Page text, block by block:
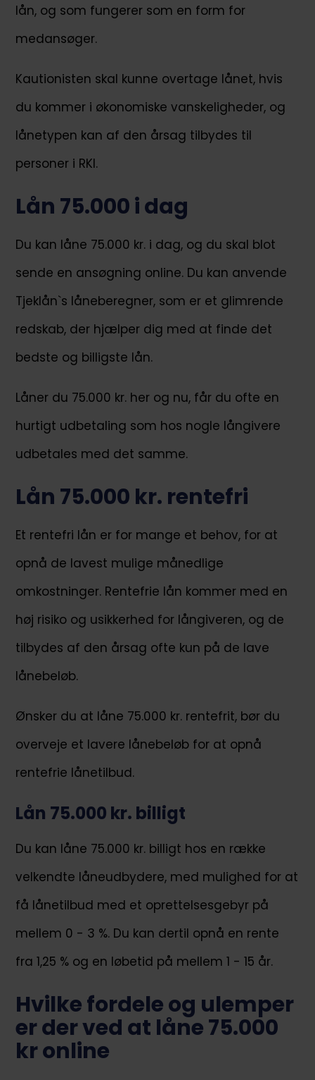
lån, og som fungerer som en form for
medansøger.
Kautionisten skal kunne overtage lånet, hvis
du kommer i økonomiske vanskeligheder, og
lånetypen kan af den årsag tilbydes til
personer i RKI.
Lån 75.000 i dag
Du kan låne 75.000 kr. i dag, og du skal blot
sende en ansøgning online. Du kan anvende
Tjeklån`s låneberegner, som er et glimrende
redskab, der hjælper dig med at finde det
bedste og billigste lån.
Låner du 75.000 kr. her og nu, får du ofte en
hurtigt udbetaling som hos nogle långivere
udbetales med det samme.
Lån 75.000 kr. rentefri
Et rentefri lån er for mange et behov, for at
opnå de lavest mulige månedlige
omkostninger. Rentefrie lån kommer med en
høj risiko og usikkerhed for långiveren, og de
tilbydes af den årsag ofte kun på de lave
lånebeløb.
Ønsker du at låne 75.000 kr. rentefrit, bør du
overveje et lavere lånebeløb for at opnå
rentefrie lånetilbud.
Lån 75.000 kr. billigt
Du kan låne 75.000 kr. billigt hos en række
velkendte låneudbydere, med mulighed for at
få lånetilbud med et oprettelsesgebyr på
mellem 0 - 3 %. Du kan dertil opnå en rente
fra 1,25 % og en løbetid på mellem 1 - 15 år.
Hvilke fordele og ulemper
er der ved at låne 75.000
kr online